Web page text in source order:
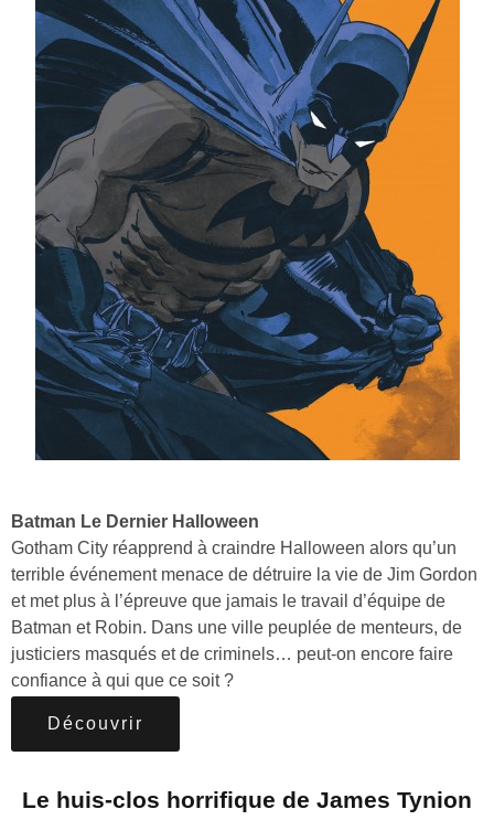
Batman Le Dernier Halloween
Gotham City réapprend à craindre Halloween alors qu’un
terrible événement menace de détruire la vie de Jim Gordon
et met plus à l’épreuve que jamais le travail d’équipe de
Batman et Robin. Dans une ville peuplée de menteurs, de
justiciers masqués et de criminels… peut-on encore faire
confiance à qui que ce soit ?
Découvrir
Le huis-clos horrifique de James Tynion